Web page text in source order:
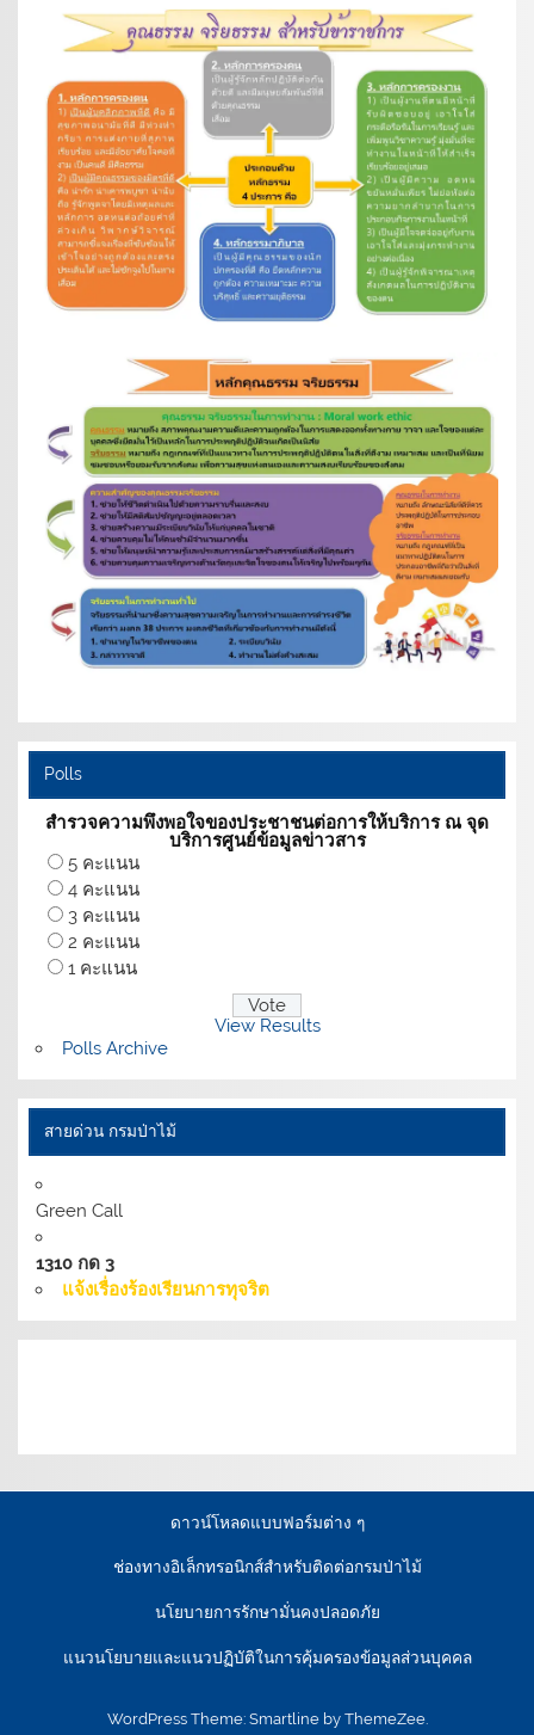
Polls
สำรวจความพึงพอใจของประชาชนต่อการให้บริการ ณ จุด
บริการศูนย์ข้อมูลข่าวสาร
5 คะแนน
4 คะแนน
3 คะแนน
2 คะแนน
1 คะแนน
View Results
Polls Archive
สายด่วน กรมป่าไม้
Green Call
1310 กด 3
แจ้งเรื่องร้องเรียนการทุจริต
ดาวน์โหลดแบบฟอร์มต่าง ๆ
ช่องทางอิเล็กทรอนิกส์สำหรับติดต่อกรมป่าไม้
นโยบายการรักษามั่นคงปลอดภัย
แนวนโยบายและแนวปฏิบัติในการคุ้มครองข้อมูลส่วนบุคคล
WordPress Theme: Smartline by ThemeZee.